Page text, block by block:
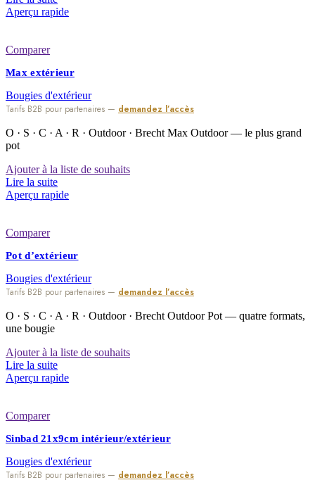
Aperçu rapide
Comparer
Max extérieur
Bougies d'extérieur
Tarifs B2B pour partenaires — demandez l’accès
O · S · C · A · R · Outdoor · Brecht Max Outdoor — le plus grand
pot
Ajouter à la liste de souhaits
Lire la suite
Aperçu rapide
Comparer
Pot d’extérieur
Bougies d'extérieur
Tarifs B2B pour partenaires — demandez l’accès
O · S · C · A · R · Outdoor · Brecht Outdoor Pot — quatre formats,
une bougie
Ajouter à la liste de souhaits
Lire la suite
Aperçu rapide
Comparer
Sinbad 21x9cm intérieur/extérieur
Bougies d'extérieur
Tarifs B2B pour partenaires — demandez l’accès